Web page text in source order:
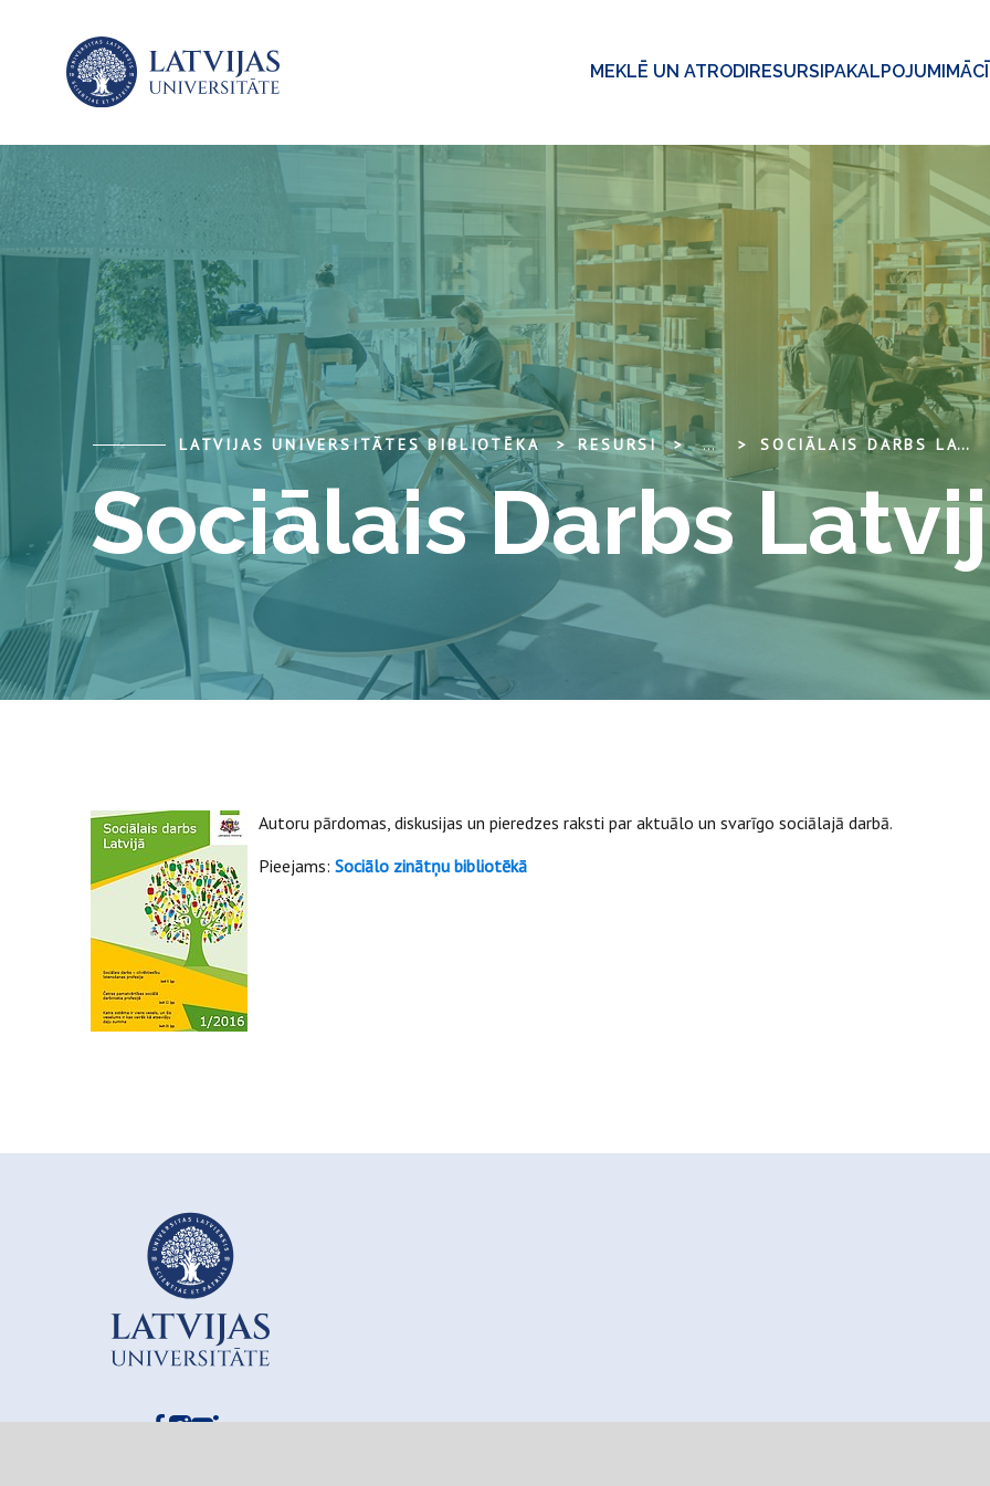
MEKLĒ UN ATRODIRESURSIPAKALPOJUMI
LATVIJAS UNIVERSITĀTES BIBLIOTĒKA RESURSI ... SOCIĀLAIS DARBS LATVIJĀ
Sociālais Darbs
Autoru pārdomas, diskusijas un pieredzes raksti par aktuālo un svarīgo sociālajā darbā.
Pieejams: Sociālo zinātņu bibliotēkā